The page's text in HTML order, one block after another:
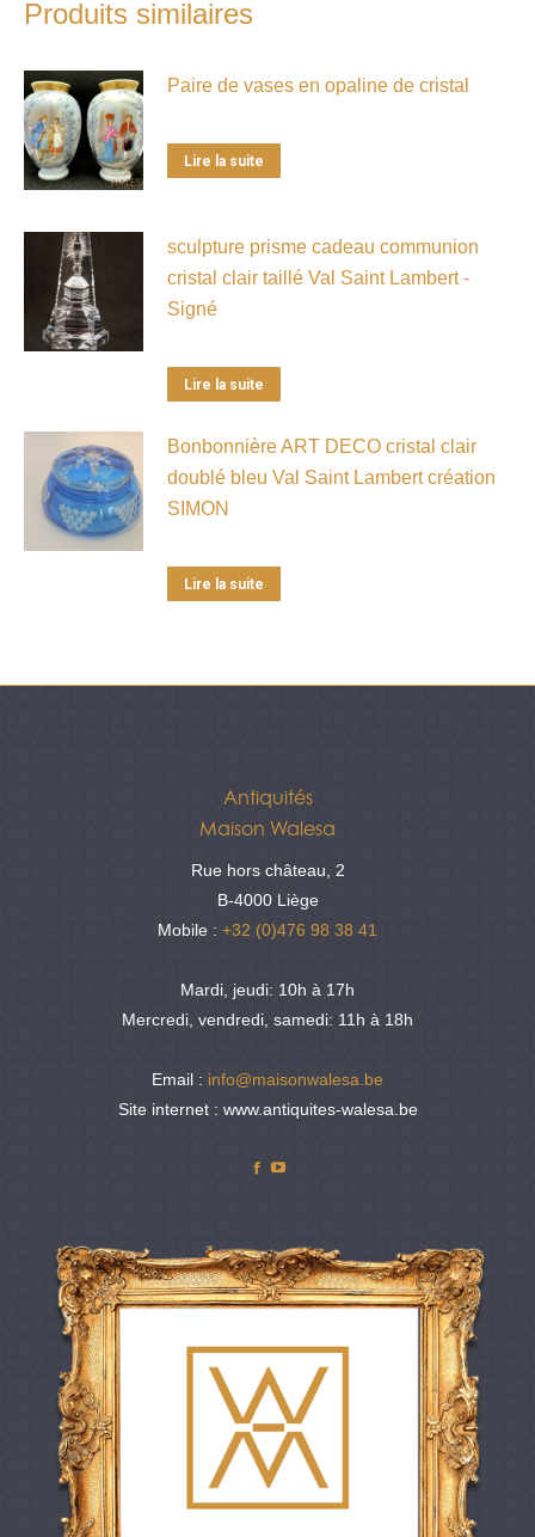
Produits similaires
Paire de vases en opaline de cristal
Lire la suite
sculpture prisme cadeau communion
cristal clair taillé Val Saint Lambert -
Signé
Lire la suite
Bonbonnière ART DECO cristal clair
doublé bleu Val Saint Lambert création
SIMON
Lire la suite
Antiquités
Maison Walesa
Rue hors château, 2
B-4000 Liège
Mobile : +32 (0)476 98 38 41
Mardi, jeudi: 10h à 17h
Mercredi, vendredi, samedi: 11h à 18h
Email : info@maisonwalesa.be
Site internet : www.antiquites-walesa.be
Facebook